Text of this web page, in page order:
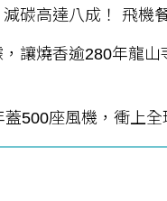
碳高達八成！ 飛
讓燒香逾280年龍
500座風機，衝上